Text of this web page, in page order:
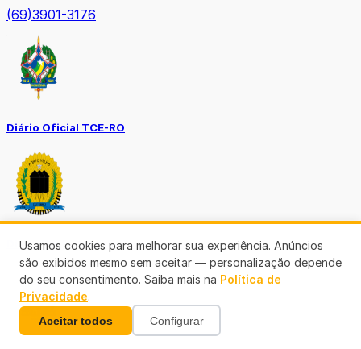
(69)3901-3176
Diário Oficial TCE-RO
Diário Prefeitura de Porto Velho
Usamos cookies para melhorar sua experiência. Anúncios
são exibidos mesmo sem aceitar — personalização depende
do seu consentimento. Saiba mais na Política de
Privacidade.
Aceitar todos Configurar